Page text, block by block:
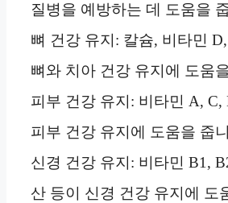
질병을 예방하는 데 도움을
뼈 건강 유지: 칼슘, 비타민
뼈와 치아 건강 유지에 도움
피부 건강 유지: 비타민 A, C,
피부 건강 유지에 도움을 줍
신경 건강 유지: 비타민 B1,
산 등이 신경 건강 유지에 도